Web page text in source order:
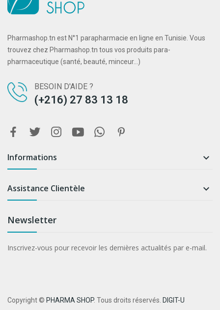
Pharmashop.tn est N°1 parapharmacie en ligne en Tunisie. Vous
trouvez chez Pharmashop.tn tous vos produits para-
pharmaceutique (santé, beauté, minceur...)
BESOIN D'AIDE ?
(+216) 27 83 13 18
Informations 
Assistance Clientèle 
Newsletter
Inscrivez-vous pour recevoir les dernières actualités par e-mail.
Copyright © PHARMA SHOP. Tous droits réservés. DIGIT-U